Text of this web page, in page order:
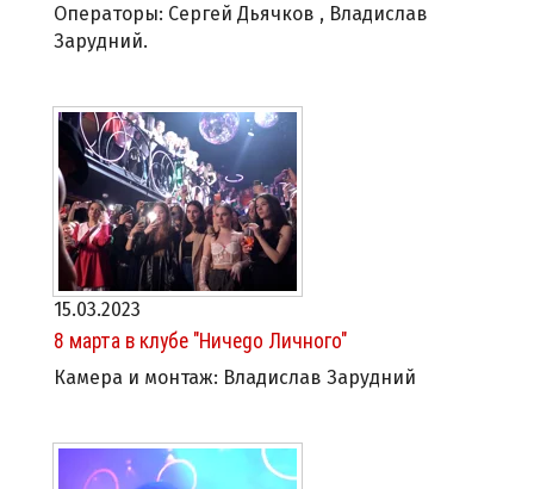
Операторы: Сергей Дьячков , Владислав
Зарудний.
15.03.2023
8 марта в клубе "Ничеgo Личного"
Камера и монтаж: Владислав Зарудний